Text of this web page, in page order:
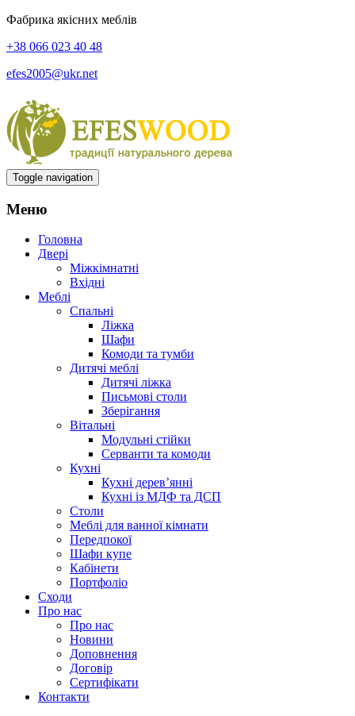
Фабрика якісних меблів
+38 066 023 40 48
efes2005@ukr.net
Toggle navigation
Меню
Головна
Двері
Міжкімнатні
Вхідні
Меблі
Спальні
Ліжка
Шафи
Комоди та тумби
Дитячі меблі
Дитячі ліжка
Письмові столи
Зберігання
Вітальні
Модульні стійки
Серванти та комоди
Кухні
Кухні дерев’янні
Кухні із МДФ та ДСП
Cтоли
Меблі для ванної кімнати
Передпокої
Шафи купе
Кабінети
Портфоліо
Сходи
Про нас
Про нас
Новини
Доповнення
Договір
Сертифікати
Контакти